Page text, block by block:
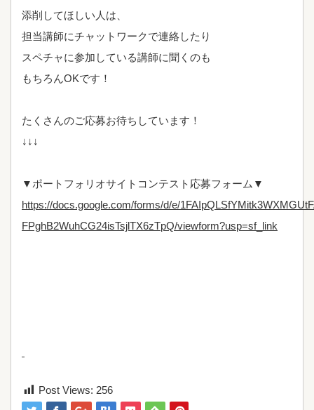
添削してほしい人は、
担当講師にチャットワークで連絡したり
スペチャに参加している講師に聞くのも
もちろんOKです！
たくさんのご応募お待ちしています！
↓↓↓
▼ポートフォリオサイトコンテスト応募フォーム▼
https://docs.google.com/forms/d/e/
FPghB2WuhCG24isTsjlTX6zTpQ/viewform?usp=sf_link
Post Views: 256